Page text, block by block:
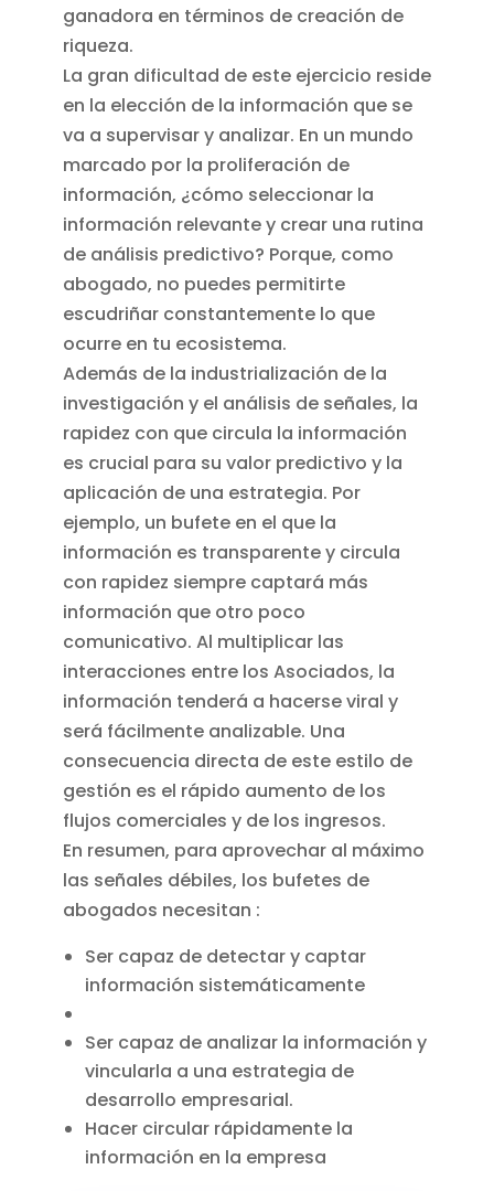
ganadora en términos de creación de
riqueza.
La gran dificultad de este ejercicio reside
en la elección de la información que se
va a supervisar y analizar. En un mundo
marcado por la proliferación de
información, ¿cómo seleccionar la
información relevante y crear una rutina
de análisis predictivo? Porque, como
abogado, no puedes permitirte
escudriñar constantemente lo que
ocurre en tu ecosistema.
Además de la industrialización de la
investigación y el análisis de señales, la
rapidez con que circula la información
es crucial para su valor predictivo y la
aplicación de una estrategia. Por
ejemplo, un bufete en el que la
información es transparente y circula
con rapidez siempre captará más
información que otro poco
comunicativo. Al multiplicar las
interacciones entre los Asociados, la
información tenderá a hacerse viral y
será fácilmente analizable. Una
consecuencia directa de este estilo de
gestión es el rápido aumento de los
flujos comerciales y de los ingresos.
En resumen, para aprovechar al máximo
las señales débiles, los bufetes de
abogados necesitan :
Ser capaz de detectar y captar
información sistemáticamente
Ser capaz de analizar la información y
vincularla a una estrategia de
desarrollo empresarial.
Hacer circular rápidamente la
información en la empresa